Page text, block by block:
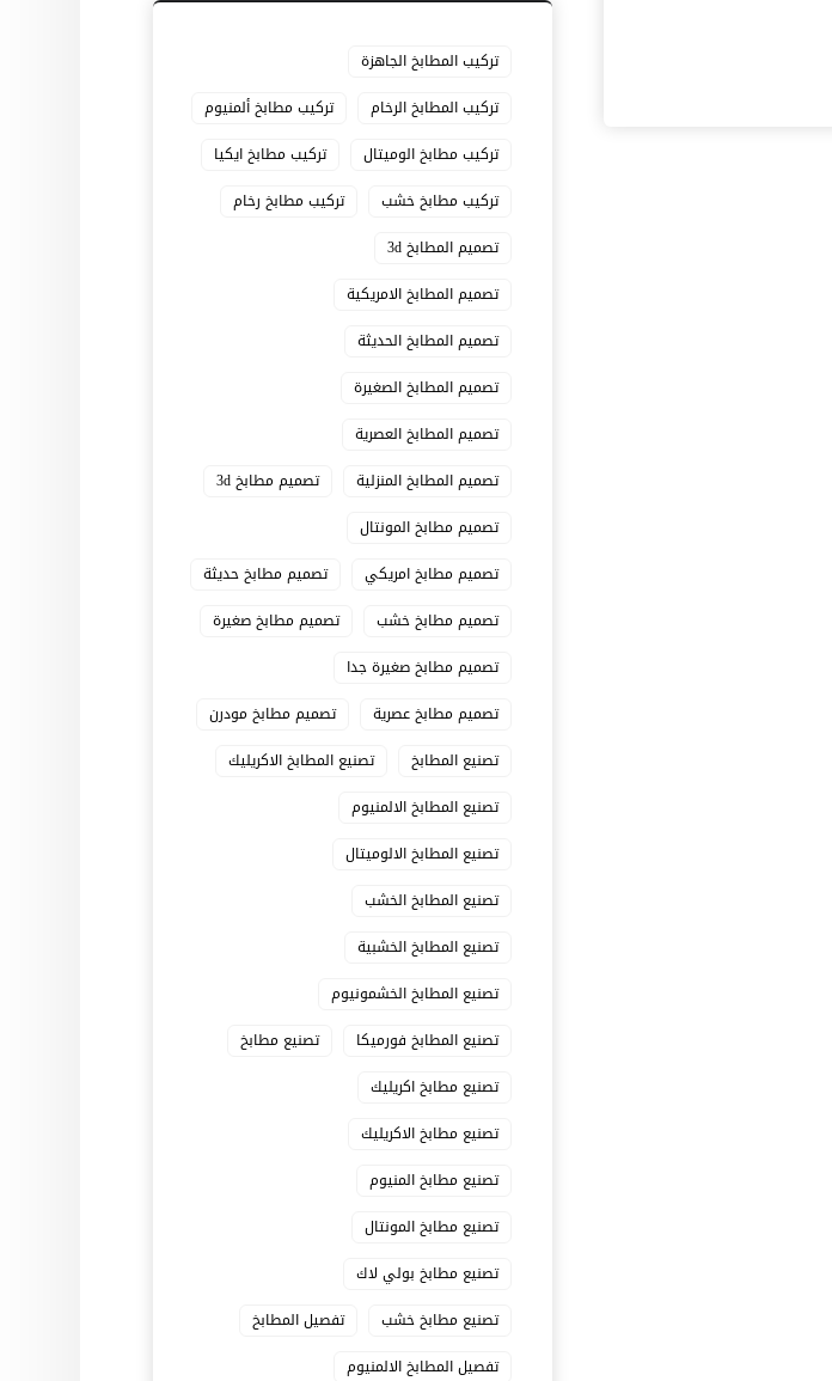
تركيب المطابخ الجاهزة
تركيب المطابخ الرخام
تركيب مطابخ ألمنيوم
تركيب مطابخ الوميتال
تركيب مطابخ ايكيا
تركيب مطابخ خشب
تركيب مطابخ رخام
تصميم المطابخ 3d
تصميم المطابخ الامريكية
تصميم المطابخ الحديثة
تصميم المطابخ الصغيرة
تصميم المطابخ العصرية
تصميم المطابخ المنزلية
تصميم مطابخ 3d
تصميم مطابخ المونتال
تصميم مطابخ امريكي
تصميم مطابخ حديثة
تصميم مطابخ خشب
تصميم مطابخ صغيرة
تصميم مطابخ صغيرة جدا
تصميم مطابخ عصرية
تصميم مطابخ مودرن
تصنيع المطابخ
تصنيع المطابخ الاكريليك
تصنيع المطابخ الالمنيوم
تصنيع المطابخ الالوميتال
تصنيع المطابخ الخشب
تصنيع المطابخ الخشبية
تصنيع المطابخ الخشمونيوم
تصنيع المطابخ فورميكا
تصنيع مطابخ
تصنيع مطابخ اكريليك
تصنيع مطابخ الاكريليك
تصنيع مطابخ المنيوم
تصنيع مطابخ المونتال
تصنيع مطابخ بولي لاك
تصنيع مطابخ خشب
تفصيل المطابخ
تفصيل المطابخ الالمنيوم